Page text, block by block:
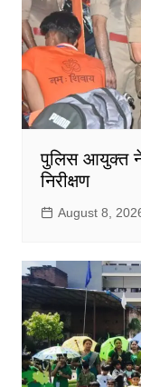
पुलिस आयुक्त ने
निरीक्षण
August 8,